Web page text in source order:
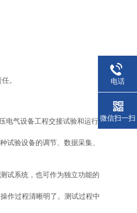
。
电气设备工程交接试验和运行
试验设备的调节、数据采集、
试系统，也可作为独立功能的
作过程清晰明了。测试过程中
电话
微信扫一扫